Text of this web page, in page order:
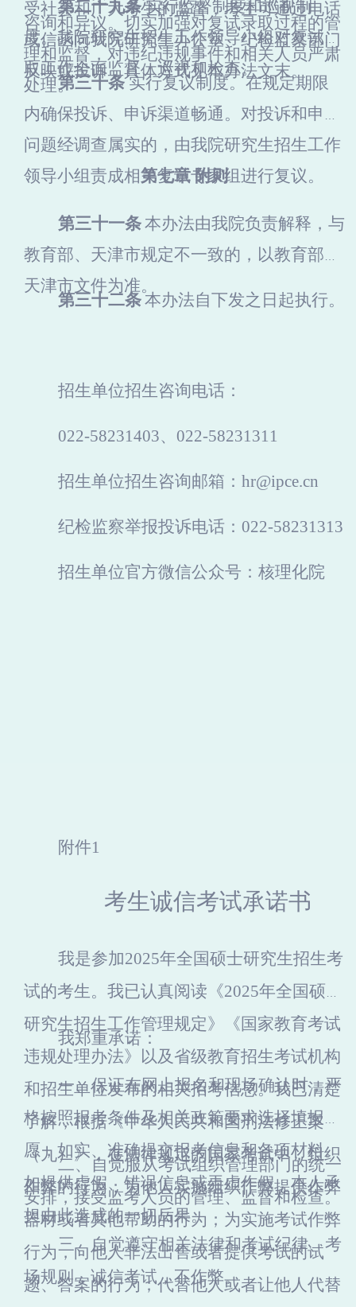
受社会和广大考生的监督，考生可通过电话
或信函向我院研究生办公室、纪检监察部门
反映或投诉，具体方式见本办法文末。
咨询和异议。切实加强对复试录取过程的管
理和监督，对违纪违规事件和相关人员严肃
处理。
第二十九条实行监督制度和巡视制
度。我院研究生招生工作领导小组对复试录
取工作全面监督、巡视和检查。
第三十条实行复议制度。在规定期限
内确保投诉、申诉渠道畅通。对投诉和申诉
问题经调查属实的，由我院研究生招生工作
领导小组责成相关复试专家组进行复议。
第七章 附则
第三十一条本办法由我院负责解释，与
教育部、天津市规定不一致的，以教育部及
天津市文件为准。
第三十二条本办法自下发之日起执行。
招生单位招生咨询电话：
022-58231403、022-58231311
招生单位招生咨询邮箱：hr@ipce.cn
纪检监察举报投诉电话：022-58231313
招生单位官方微信公众号：核理化院
附件1
考生诚信考试承诺书
我是参加2025年全国硕士研究生招生考
试的考生。我已认真阅读《2025年全国硕士
研究生招生工作管理规定》《国家教育考试
违规处理办法》以及省级教育招生考试机构
和招生单位发布的相关招考信息。我已清楚
了解，根据《中华人民共和国刑法修正案
（九）》，在法律规定的国家考试中，组织
作弊的行为；为他人实施组织作弊提供作弊
器材或者其他帮助的行为；为实施考试作弊
行为，向他人非法出售或者提供考试的试
题、答案的行为；代替他人或者让他人代替
我郑重承诺：
一、保证在网上报名和现场确认时，严
格按照报考条件及相关政策要求选择填报志
愿，如实、准确提交报考信息和各项材料。
如提供虚假、错误信息或弄虚作假，本人承
担由此造成的一切后果。
二、自觉服从考试组织管理部门的统一
安排，接受监考人员的管理、监督和检查。
三、自觉遵守相关法律和考试纪律、考
场规则，诚信考试，不作弊。